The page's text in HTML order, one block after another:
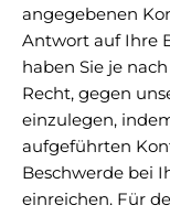
angegebenen
Antwort auf Ihre
haben Sie je
Recht, gegen
einzulegen,
aufgeführten
Beschwerde bei
einreichen. Für